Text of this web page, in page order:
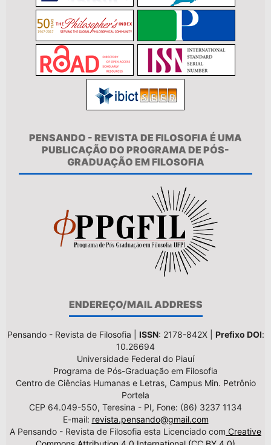
PENSANDO - REVISTA DE FILOSOFIA É UMA
PUBLICAÇÃO DO PROGRAMA DE PÓS-
GRADUAÇÃO EM FILOSOFIA
ENDEREÇO/MAIL ADDRESS
Pensando - Revista de Filosofia | ISSN: 2178-842X | Prefixo DOI:
10.26694
Universidade Federal do Piauí
Programa de Pós-Graduação em Filosofia
Centro de Ciências Humanas e Letras, Campus Min. Petrônio
Portela
CEP 64.049-550, Teresina - PI, Fone: (86) 3237 1134
E-mail: revista.pensando@gmail.com
A Pensando - Revista de Filosofia esta Licenciado com Creative